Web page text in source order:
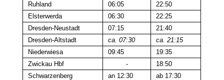
Ruhland
06:05
22:50
Elsterwerda
06:30
22:25
Dresden-Neustadt
07:15
21:40
Dresden-Altstadt
ca. 07:30
ca. 21:15
Niederwiesa
09:45
19:35
Zwickau Hbf
-
18:50
Schwarzenberg
an 12:30 ab 17:30